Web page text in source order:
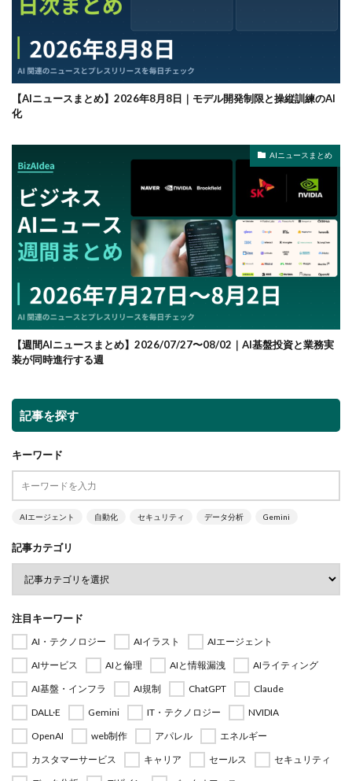
【AIニュースまとめ】2026年8月8日｜モデル開発制限と操縦訓練のAI
化
AIニュースまとめ
【週間AIニュースまとめ】2026/07/27〜08/02｜AI基盤投資と業務実
装が同時進行する週
記事を探す
キーワード
AIエージェント 自動化 セキュリティ データ分析 Gemini
記事カテゴリ
注目キーワード
AI・テクノロジー AIイラスト
AIエージェント
AIサービス
AIと倫理 AIと情報漏洩
AIライティング
AI基盤・インフラ
AI規制 ChatGPT
Claude
DALL·E
Gemini IT・テクノロジー
NVIDIA
OpenAI
web制作 アパレル
エネルギー
カスタマーサービス
キャリア セールス
セキュリティ